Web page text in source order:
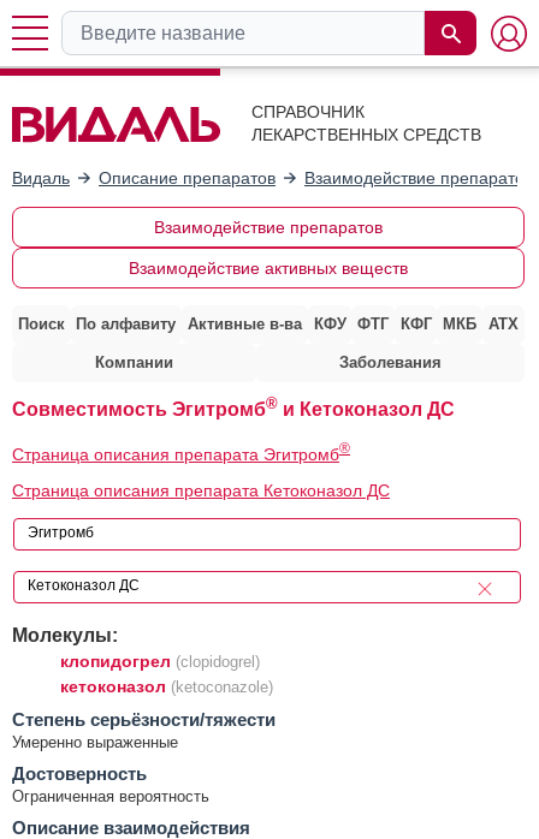
СПРАВОЧНИК
ЛЕКАРСТВЕННЫХ СРЕДСТВ
Видаль Описание препаратов Взаимодействие препаратов
Взаимодействие препаратов
Взаимодействие активных веществ
Поиск По алфавиту Активные в-ва КФУ ФТГ КФГ МКБ АТХ
Компании Заболевания
Совместимость Эгитромб® и Кетоконазол ДС
Страница описания препарата Эгитромб®
Страница описания препарата Кетоконазол ДС
Молекулы:
клопидогрел (clopidogrel)
кетоконазол (ketoconazole)
Cтепень серьёзности/тяжести
Умеренно выраженные
Достоверность
Ограниченная вероятность
Описание взаимодействия